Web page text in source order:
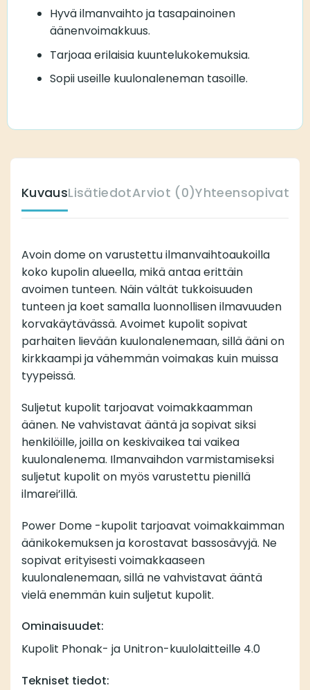
Hyvä ilmanvaihto ja tasapainoinen
äänenvoimakkuus.
Tarjoaa erilaisia kuuntelukokemuksia.
Sopii useille kuulonaleneman tasoille.
KuvausLisätiedotArviot (0)Yhteensopivat
Avoin dome on varustettu ilmanvaihtoaukoilla
koko kupolin alueella, mikä antaa erittäin
avoimen tunteen. Näin vältät tukkoisuuden
tunteen ja koet samalla luonnollisen ilmavuuden
korvakäytävässä. Avoimet kupolit sopivat
parhaiten lievään kuulonalenemaan, sillä ääni on
kirkkaampi ja vähemmän voimakas kuin muissa
tyypeissä.
Suljetut kupolit tarjoavat voimakkaamman
äänen. Ne vahvistavat ääntä ja sopivat siksi
henkilöille, joilla on keskivaikea tai vaikea
kuulonalenema. Ilmanvaihdon varmistamiseksi
suljetut kupolit on myös varustettu pienillä
ilmarei’illä.
Power Dome -kupolit tarjoavat voimakkaimman
äänikokemuksen ja korostavat bassosävyjä. Ne
sopivat erityisesti voimakkaaseen
kuulonalenemaan, sillä ne vahvistavat ääntä
vielä enemmän kuin suljetut kupolit.
Ominaisuudet:
Kupolit Phonak- ja Unitron-kuulolaitteille 4.0
Tekniset tiedot: